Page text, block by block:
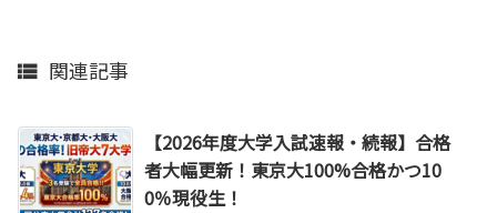
 関連記事
【2026年度大学入試速報・続報】合格
者大幅更新！東京大100%合格かつ10
0％現役生！